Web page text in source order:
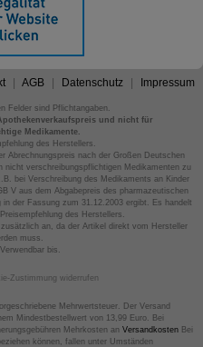
AGB Datenschutz Impressum
Felder sind Pflichtangaben.
und nicht für
Medikamente.
des Herstellers.
Abrechnungspreis nach der Großen Deutschen
nicht verschreibungspflichtigen Medikamenten zu
bei Verschreibung des Medikaments an Kinder
V aus dem Abgabepreis des pharmazeutischen
in der Fassung zum 31.12.2003 ergibt. Es handelt
des Herstellers.
an, da der Artikel direkt vom Hersteller
muss.
bis.
Zustimmung widerrufen
Mehrwertsteuer. Der Versand
Mindestbestellwert von 13,99 Euro. Bei
Mehrkosten an VersandkostenBei
können, fallen unter Umständen